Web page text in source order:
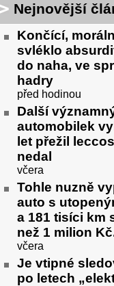
Nejnovější
Končící,
svléklo
do naha, ve
hadry
před hodinou
Další
automobilek
let přežil
nedal
včera
Tohle nuzně
auto s
a 181 tisíci km
než 1 milion
včera
Je vtipné
po letech